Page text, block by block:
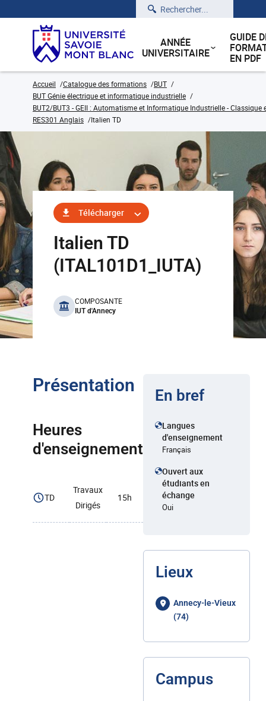
Rechercher
ANNÉE
UNIVERSITAIRE
GUIDE
EN PDF
Accueil Catalogue des formations
BUT
BUT Génie électrique et informatique industrielle
BUT2/BUT3 - GEII : Automatisme et Informatique Industrielle - Classique
RES301 Anglais
Italien TD
Télécharger
Italien TD
(ITAL101D1_IUTA)
benefits
COMPOSANTE
IUT d'Annecy
Présentation
Heures
d'enseignement
TD
Travaux
Dirigés
15h
En bref
Langues
d'enseignement
Français
Ouvert aux
étudiants en
échange
Oui
Lieux
Annecy-le-Vieux
(74)
Campus